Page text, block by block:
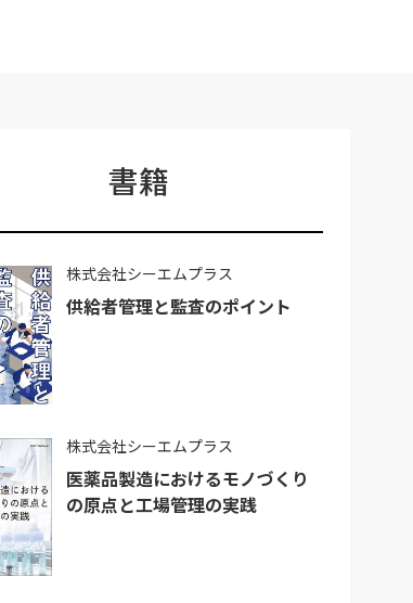
書籍
株式会社シーエムプラス
供給者管理と監査のポイント
株式会社シーエムプラス
医薬品製造におけるモノづくり
の原点と工場管理の実践